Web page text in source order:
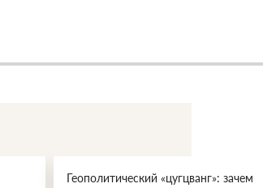
Геополитический «цугцванг»: зачем